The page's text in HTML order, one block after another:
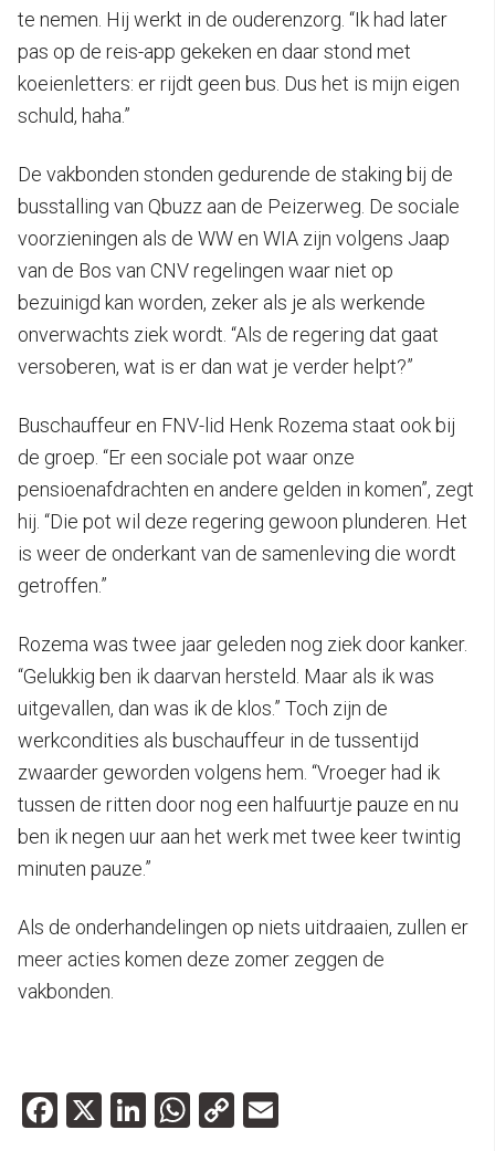
te nemen. Hij werkt in de ouderenzorg. “Ik had later
pas op de reis-app gekeken en daar stond met
koeienletters: er rijdt geen bus. Dus het is mijn eigen
schuld, haha.”
De vakbonden stonden gedurende de staking bij de
busstalling van Qbuzz aan de Peizerweg. De sociale
voorzieningen als de WW en WIA zijn volgens Jaap
van de Bos van CNV regelingen waar niet op
bezuinigd kan worden, zeker als je als werkende
onverwachts ziek wordt. “Als de regering dat gaat
versoberen, wat is er dan wat je verder helpt?”
Buschauffeur en FNV-lid Henk Rozema staat ook bij
de groep. “Er een sociale pot waar onze
pensioenafdrachten en andere gelden in komen”, zegt
hij. “Die pot wil deze regering gewoon plunderen. Het
is weer de onderkant van de samenleving die wordt
getroffen.”
Rozema was twee jaar geleden nog ziek door kanker.
“Gelukkig ben ik daarvan hersteld. Maar als ik was
uitgevallen, dan was ik de klos.” Toch zijn de
werkcondities als buschauffeur in de tussentijd
zwaarder geworden volgens hem. “Vroeger had ik
tussen de ritten door nog een halfuurtje pauze en nu
ben ik negen uur aan het werk met twee keer twintig
minuten pauze.”
Als de onderhandelingen op niets uitdraaien, zullen er
meer acties komen deze zomer zeggen de
vakbonden.
Facebook
X LinkedIn
WhatsApp
Copy